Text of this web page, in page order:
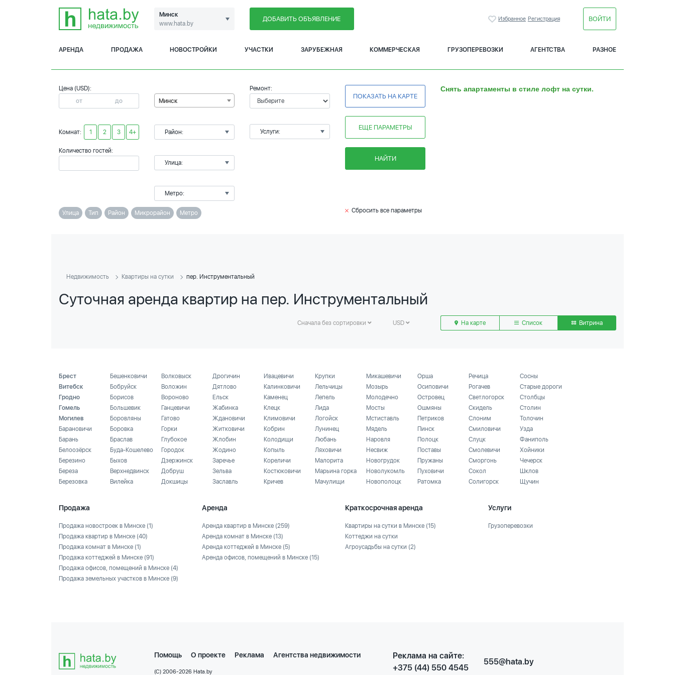
Минск
www.hata.by
ДОБАВИТЬ ОБЪЯВЛЕНИЕ Избранное Регистрация ВОЙТИ
АРЕНДА ПРОДАЖА НОВОСТРОЙКИ УЧАСТКИ ЗАРУБЕЖНАЯ КОММЕРЧЕСКАЯ ГРУЗОПЕРЕВОЗКИ АГЕНТСТВА РАЗНОЕ
Цена (USD):
Комнат: 1 2 3 4+
Количество гостей:
Минск
Район:
Улица:
Метро:
Ремонт:
Услуги:
ПОКАЗАТЬ НА КАРТЕ
ЕЩЕ ПАРАМЕТРЫ
НАЙТИ
Снять апартаменты в стиле лофт на сутки.
Улица Тип Район Микрорайон Метро Сбросить все параметры
Недвижимость Квартиры на сутки пер. Инструментальный
Суточная аренда квартир на пер. Инструментальный
Сначала без сортировки USD На карте Список Витрина
Брест
Витебск
Гродно
Гомель
Могилев
Барановичи
Барань
Белоозёрск
Березино
Береза
Березовка
Бешенковичи
Бобруйск
Борисов
Большевик
Боровляны
Боровка
Браслав
Буда-Кошелево
Быхов
Верхнедвинск
Вилейка
Волковыск
Воложин
Вороново
Ганцевичи
Гатово
Горки
Глубокое
Городок
Дзержинск
Добруш
Докшицы
Дрогичин
Дятлово
Ельск
Жабинка
Ждановичи
Житковичи
Жлобин
Жодино
Заречье
Зельва
Заславль
Ивацевичи
Калинковичи
Каменец
Клецк
Климовичи
Кобрин
Колодищи
Копыль
Кореличи
Костюковичи
Кричев
Крупки
Лельчицы
Лепель
Лида
Логойск
Лунинец
Любань
Ляховичи
Малорита
Марьина горка
Мачулищи
Микашевичи
Мозырь
Молодечно
Мосты
Мстиставль
Мядель
Наровля
Несвиж
Новогрудок
Новолукомль
Новополоцк
Орша
Осиповичи
Островец
Ошмяны
Петриков
Пинск
Полоцк
Поставы
Пружаны
Пуховичи
Ратомка
Речица
Рогачев
Светлогорск
Скидель
Слоним
Смиловичи
Слуцк
Смолевичи
Сморгонь
Сокол
Солигорск
Сосны
Старые дороги
Столбцы
Столин
Толочин
Узда
Фаниполь
Хойники
Чечерск
Шклов
Щучин
Продажа
Продажа новостроек в Минске (1)
Продажа квартир в Минске (40)
Продажа комнат в Минске (1)
Продажа коттеджей в Минске (91)
Продажа офисов, помещений в Минске (4)
Продажа земельных участков в Минске (9)
Аренда
Аренда квартир в Минске (259)
Аренда комнат в Минске (13)
Аренда коттеджей в Минске (5)
Аренда офисов, помещений в Минске (15)
Краткосрочная аренда
Квартиры на сутки в Минске (15)
Коттеджи на сутки
Агроусадьбы на сутки (2)
Услуги
Грузоперевозки
Помощь О проекте Реклама Агентства недвижимости
(C) 2006-2026 Hata.by
Реклама на сайте:
+375 (44) 550 4545
555@hata.by